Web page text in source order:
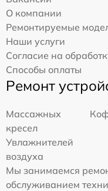
О компании
Ремонтируемые
Наши услуги
Согласие на
Способы оплаты
Ремонт
Массажных
кресел
Увлажнителей
воздуха
Мы занимаемся
обслуживанием